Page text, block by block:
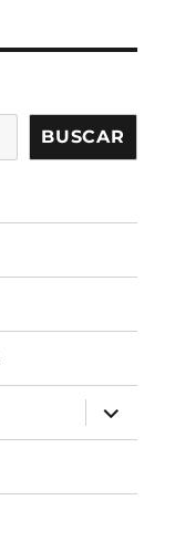
BUSCAR
expandir
el
menú